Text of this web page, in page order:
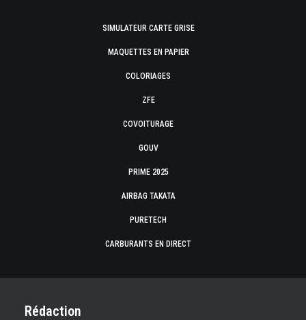
SIMULATEUR CARTE GRISE
MAQUETTES EN PAPIER
COLORIAGES
ZFE
COVOITURAGE
GOUV
PRIME 2025
AIRBAG TAKATA
PURETECH
CARBURANTS EN DIRECT
Rédaction